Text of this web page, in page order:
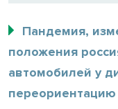
Пандемия,
положения
автомобилей у